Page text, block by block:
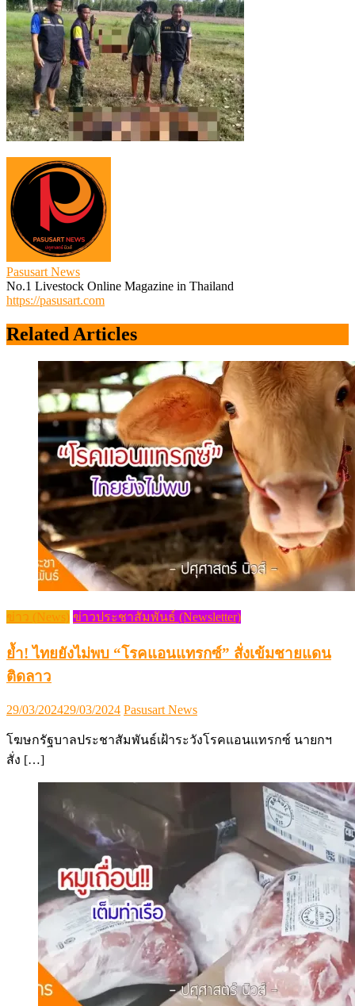
Pasusart News
No.1 Livestock Online Magazine in Thailand
https://pasusart.com
Related Articles
ข่าว (News) ข่าวประชาสัมพันธ์ (Newsletter)
ย้ำ! ไทยยังไม่พบ “โรคแอนแทรกซ์” สั่งเข้มชายแดน
ติดลาว
Posted
29/03/202429/03/2024 Author
Pasusart News
โฆษกรัฐบาลประชาสัมพันธ์เฝ้าระวังโรคแอนแทรกซ์ นายกฯ
สั่ง […]